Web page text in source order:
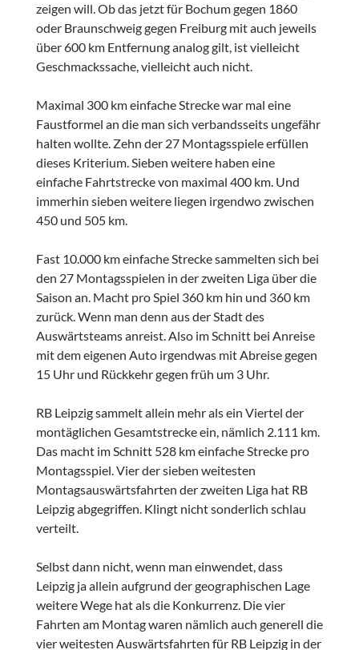
zeigen will. Ob das jetzt für Bochum gegen 1860
oder Braunschweig gegen Freiburg mit auch jeweils
über 600 km Entfernung analog gilt, ist vielleicht
Geschmackssache, vielleicht auch nicht.
Maximal 300 km einfache Strecke war mal eine
Faustformel an die man sich verbandsseits ungefähr
halten wollte. Zehn der 27 Montagsspiele erfüllen
dieses Kriterium. Sieben weitere haben eine
einfache Fahrtstrecke von maximal 400 km. Und
immerhin sieben weitere liegen irgendwo zwischen
450 und 505 km.
Fast 10.000 km einfache Strecke sammelten sich bei
den 27 Montagsspielen in der zweiten Liga über die
Saison an. Macht pro Spiel 360 km hin und 360 km
zurück. Wenn man denn aus der Stadt des
Auswärtsteams anreist. Also im Schnitt bei Anreise
mit dem eigenen Auto irgendwas mit Abreise gegen
15 Uhr und Rückkehr gegen früh um 3 Uhr.
RB Leipzig sammelt allein mehr als ein Viertel der
montäglichen Gesamtstrecke ein, nämlich 2.111 km.
Das macht im Schnitt 528 km einfache Strecke pro
Montagsspiel. Vier der sieben weitesten
Montagsauswärtsfahrten der zweiten Liga hat RB
Leipzig abgegriffen. Klingt nicht sonderlich schlau
verteilt.
Selbst dann nicht, wenn man einwendet, dass
Leipzig ja allein aufgrund der geographischen Lage
weitere Wege hat als die Konkurrenz. Die vier
Fahrten am Montag waren nämlich auch generell die
vier weitesten Auswärtsfahrten für RB Leipzig in der